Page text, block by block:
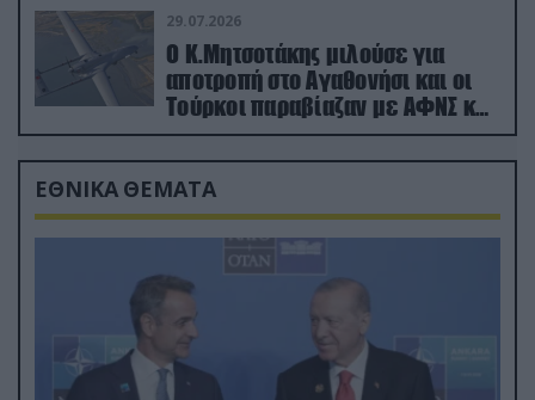
29.07.2026
Ο Κ.Μητσοτάκης μιλούσε για
αποτροπή στο Αγαθονήσι και οι
Τούρκοι παραβίαζαν με ΑΦΝΣ και
drone
ΕΘΝΙΚΑ ΘΕΜΑΤΑ